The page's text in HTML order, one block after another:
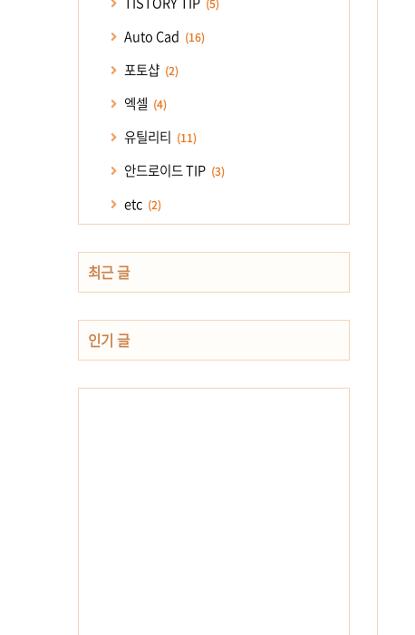
(5)
Auto Cad (16)
포토샵 (2)
엑셀 (4)
유틸리티 (11)
안드로이드 TIP (3)
etc (2)
최근 글
인기 글